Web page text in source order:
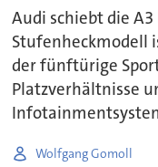
Audi schiebt die
Stufenheckmodell
der fünftürige
Platzverhältnisse
Wolfgang Gomoll